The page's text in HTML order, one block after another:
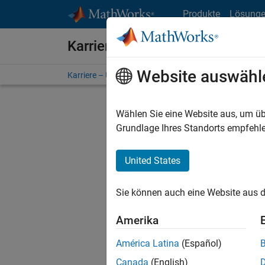
Produkte
Karriere bei MathWorks
Karriere – Übersicht Stellensuche
Stellen
Es
Region
Website
Wählen Sie eine Website aus, um
Grundlage Ihres Standorts
United States
Sie können auch eine Website aus
Amerika
América Latina (Español)
Canada (English)